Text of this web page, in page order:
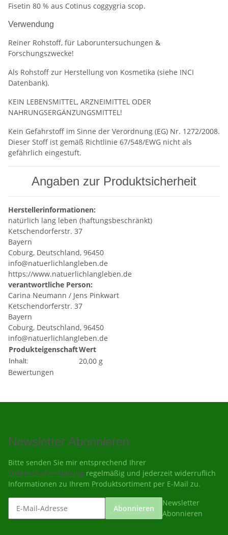
Fisetin 80 % aus Cotinus coggygria scop.
Verwendung
Reiner Rohstoff, für Laboruntersuchungen &
Forschungszwecke!
Als Rohstoff zur Herstellung von Kosmetika (siehe INCI
Datenbank).
KEIN LEBENSMITTEL, ARZNEIMITTEL ODER
NAHRUNGSERGÄNZUNGSMITTEL!
Kein Gefahrstoff im Sinne der Verordnung (EG) Nr. 1272/2008.
Dieser Stoff ist gemäß Richtlinie 67/548/EWG nicht als
gefährlich eingestuft.
Angaben zur Produktsicherheit
Herstellerinformationen:
natürlich lang leben (haftungsbeschränkt)
Ketschendorferstr. 37
Bayern
Coburg, Deutschland, 96450
info@natuerlichlangleben.de
https://www.natuerlichlangleben.de
verantwortliche Person:
Carina Neumann / Jens Pinkwart
Ketschendorferstr. 37
Bayern
Coburg, Deutschland, 96450
info@natuerlichlangleben.de
ProdukteigenschaftWert
Inhalt:
20,00 g
Bewertungen
Newsletter Abonnieren
Bitte senden Sie mir entsprechend Ihrer
Datenschutzerklärung regelmäßig und jederzeit widerruflich
Informationen zu Ihrem Produktsortiment per E-Mail zu.
Abonnieren
Newsletter
Abonnieren